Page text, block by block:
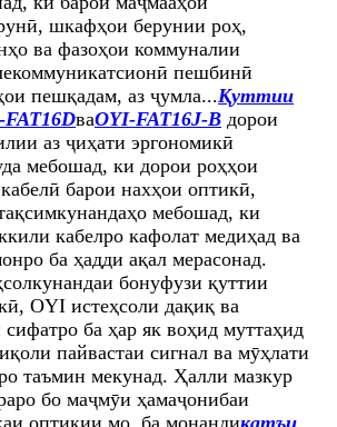
шкафҳои берунии роҳ,
ва фазоҳои коммуналии
пешбинӣ
пешқадам, аз ҷумла...Қуттии
ваOYI-FAT16J-B дорои
аз ҷиҳати эргономикӣ
мебошад, ки дорои роҳҳои
барои нахҳои оптикӣ,
мебошад, ки
кабелро кафолат медиҳад ва
ба ҳадди ақал мерасонад.
бонуфузи қуттии
OYI истеҳсоли дақиқ ва
ба ҳар як воҳид муттаҳид
пайвастаи сигнал ва мӯҳлати
таъмин мекунад. Ҳалли мазкур
бо маҷмӯи ҳамаҷонибаи